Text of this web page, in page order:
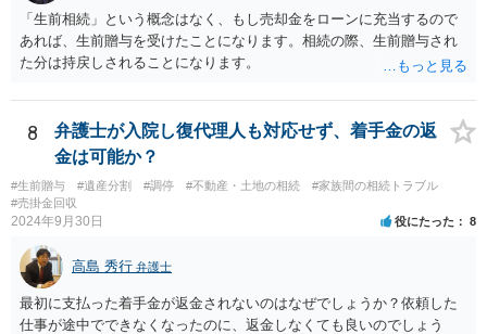
不履行なら無効にでき、老後の安心を担保できます。 ④ 寄附予約＋解
除条件 慈善団体への寄附を予約しつつ、資金不足時は解除できる条項
を設定。 などがあり得るかと思われます。
「生前相続」という概念はなく、もし売却金をローンに充当するので
あれば、生前贈与を受けたことになります。相続の際、生前贈与され
た分は持戻しされることになります。
8
弁護士が入院し復代理人も対応せず、着手金の返
金は可能か？
#生前贈与 #遺産分割 #調停 #不動産・土地の相続
#家族間の相続トラブル
#売掛金回収
2024年9月30日 役にたった 8
高島 秀行 弁護士
最初に支払った着手金が返金されないのはなぜでしょうか？依頼した
仕事が途中でできなくなったのに、返金しなくても良いのでしょう